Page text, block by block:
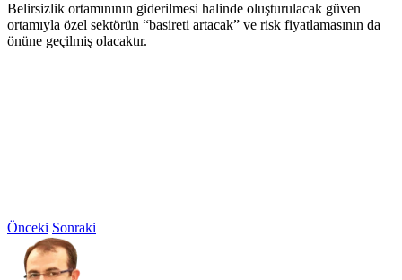
Belirsizlik ortamınının giderilmesi halinde oluşturulacak güven
ortamıyla özel sektörün “basireti artacak” ve risk fiyatlamasının da
önüne geçilmiş olacaktır.
Önceki Sonraki